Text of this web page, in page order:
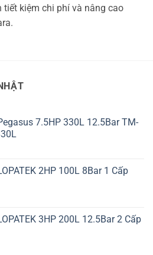
tiết kiệm chi phí và nâng cao
7.5HP 330L 12.5Bar TM-
2HP 100L 8Bar 1 Cấp
3HP 200L 12.5Bar 2 Cấp